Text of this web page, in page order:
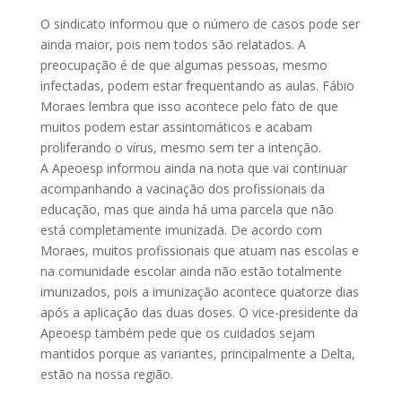
O sindicato informou que o número de casos pode ser
ainda maior, pois nem todos são relatados. A
preocupação é de que algumas pessoas, mesmo
infectadas, podem estar frequentando as aulas. Fábio
Moraes lembra que isso acontece pelo fato de que
muitos podem estar assintomáticos e acabam
proliferando o vírus, mesmo sem ter a intenção.
A Apeoesp informou ainda na nota que vai continuar
acompanhando a vacinação dos profissionais da
educação, mas que ainda há uma parcela que não
está completamente imunizada. De acordo com
Moraes, muitos profissionais que atuam nas escolas e
na comunidade escolar ainda não estão totalmente
imunizados, pois a imunização acontece quatorze dias
após a aplicação das duas doses. O vice-presidente da
Apeoesp também pede que os cuidados sejam
mantidos porque as variantes, principalmente a Delta,
estão na nossa região.